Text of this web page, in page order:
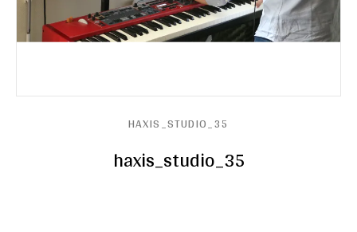
haxis_studio_35
HAXIS_STUDIO_35